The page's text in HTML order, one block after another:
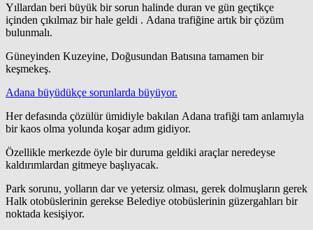
Yıllardan beri büyük bir sorun halinde duran ve gün geçtikçe
içinden çıkılmaz bir hale geldi . Adana trafiğine artık bir çözüm
bulunmalı.
Güneyinden Kuzeyine, Doğusundan Batısına tamamen bir
keşmekeş.
Adana büyüdükçe sorunlarda büyüyor.
Her defasında çözülür ümidiyle bakılan Adana trafiği tam anlamıyla
bir kaos olma yolunda koşar adım gidiyor.
Özellikle merkezde öyle bir duruma geldiki araçlar neredeyse
kaldırımlardan gitmeye başlıyacak.
Park sorunu, yolların dar ve yetersiz olması, gerek dolmuşların gerek
Halk otobüslerinin gerekse Belediye otobüslerinin güzergahları bir
noktada kesişiyor.